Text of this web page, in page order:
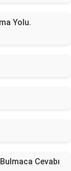
Yolu.
Cevabı